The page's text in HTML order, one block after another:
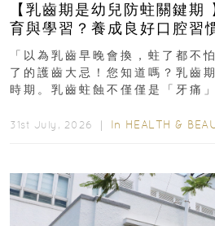
【乳齒期是幼兒防蛀關鍵期
育與學習？養成良好口腔習慣， 舒適達
瑯質 兒童牙膏防護指南
「以為乳齒早晚會換，蛀了都不
了的護齒大忌！您知道嗎？乳齒
時期。乳齒蛀蝕不僅僅是「牙痛
31st July, 2026 ｜ In HEALTH &